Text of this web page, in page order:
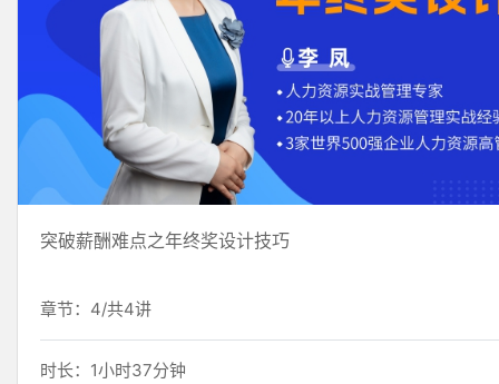
突破薪酬难点之年终奖设计技巧
章节：4/共4讲
时长：1小时37分钟